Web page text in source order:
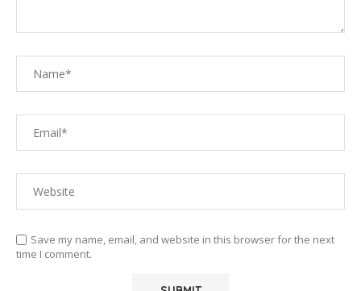
Save my name, email, and website in this browser for the next
time I comment.